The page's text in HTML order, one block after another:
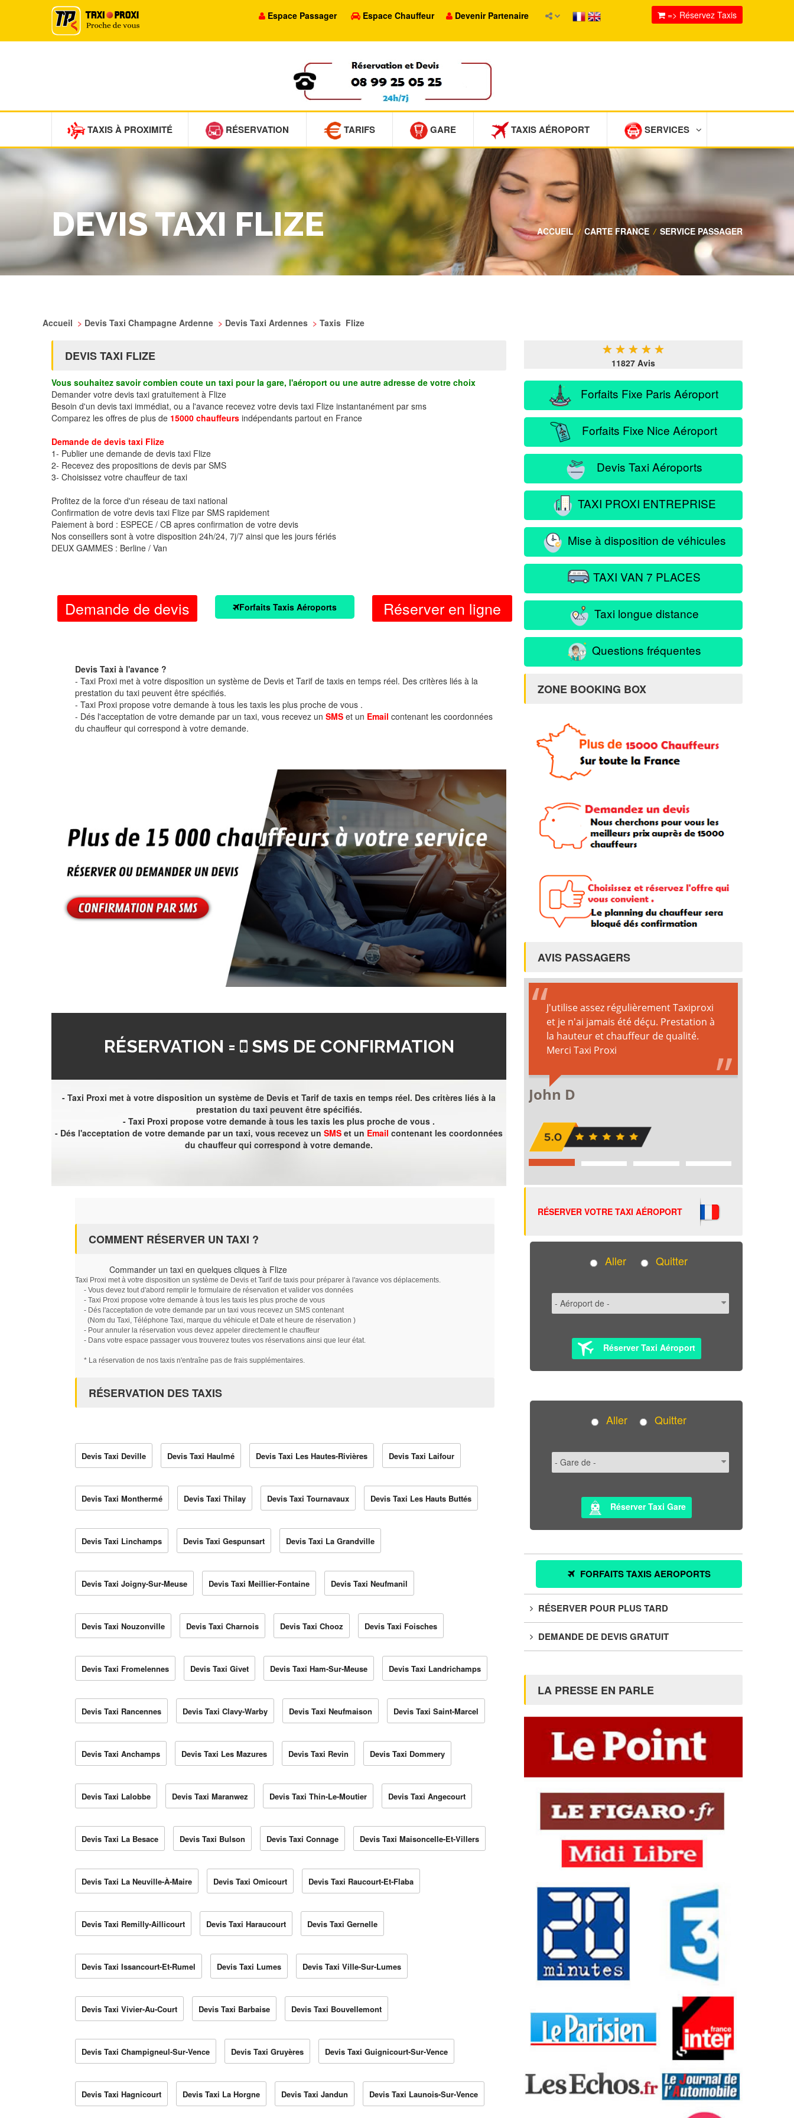
Espace Passager Espace Chauffeur Devenir Partenaire => Réservez Taxis
TAXIS À PROXIMITÉ RÉSERVATION TARIFS GARE TAXIS AÉROPORT SERVICES
DEVIS TAXI FLIZE ACCUEIL / CARTE FRANCE / SERVICE PASSAGER
Accueil > Devis Taxi Champagne Ardenne > Devis Taxi Ardennes > Taxis Flize
DEVIS TAXI FLIZE
Vous souhaitez savoir combien coute un taxi pour la gare, l'aéroport ou une autre adresse de votre choix
Demander votre devis taxi gratuitement à Flize
Besoin d'un devis taxi immédiat, ou a l'avance recevez votre devis taxi Flize instantanément par sms
Comparez les offres de plus de 15000 chauffeurs indépendants partout en France
Demande de devis taxi Flize
1- Publier une demande de devis taxi Flize
2- Recevez des propositions de devis par SMS
3- Choisissez votre chauffeur de taxi
Profitez de la force d'un réseau de taxi national
Confirmation de votre devis taxi Flize par SMS rapidement
Paiement à bord : ESPECE / CB apres confirmation de votre devis
Nos conseillers sont à votre disposition 24h/24, 7j/7 ainsi que les jours fériés
DEUX GAMMES : Berline / Van
Demande de devis Forfaits Taxis Aéroports Réserver en ligne
Devis Taxi à l'avance ?
- Taxi Proxi met à votre disposition un système de Devis et Tarif de taxis en temps réel. Des critères liés à la
prestation du taxi peuvent être spécifiés.
- Taxi Proxi propose votre demande à tous les taxis les plus proche de vous .
- Dés l'acceptation de votre demande par un taxi, vous recevez un SMS et un Email contenant les coordonnées
du chauffeur qui correspond à votre demande.
RÉSERVATION = SMS DE CONFIRMATION
- Taxi Proxi met à votre disposition un système de Devis et Tarif de taxis en temps réel. Des critères liés à la
prestation du taxi peuvent être spécifiés.
- Taxi Proxi propose votre demande à tous les taxis les plus proche de vous .
- Dés l'acceptation de votre demande par un taxi, vous recevez un SMS et un Email contenant les coordonnées
du chauffeur qui correspond à votre demande.
COMMENT RÉSERVER UN TAXI ?
Commander un taxi en quelques cliques à Flize
Taxi Proxi met à votre disposition un système de Devis et Tarif de taxis pour préparer à l'avance vos déplacements.
- Vous devez tout d'abord remplir le formulaire de réservation et valider vos données
- Taxi Proxi propose votre demande à tous les taxis les plus proche de vous
- Dés l'acceptation de votre demande par un taxi vous recevez un SMS contenant
(Nom du Taxi, Téléphone Taxi, marque du véhicule et Date et heure de réservation )
- Pour annuler la réservation vous devez appeler directement le chauffeur
- Dans votre espace passager vous trouverez toutes vos réservations ainsi que leur état.
* La réservation de nos taxis n'entraîne pas de frais supplémentaires.
RÉSERVATION DES TAXIS
Devis Taxi Deville Devis Taxi Haulmé Devis Taxi Les Hautes-Rivières Devis Taxi Laifour
Devis Taxi Monthermé Devis Taxi Thilay Devis Taxi Tournavaux Devis Taxi Les Hauts Buttés
Devis Taxi Linchamps Devis Taxi Gespunsart Devis Taxi La Grandville
Devis Taxi Joigny-Sur-Meuse Devis Taxi Meillier-Fontaine Devis Taxi Neufmanil
Devis Taxi Nouzonville Devis Taxi Charnois Devis Taxi Chooz Devis Taxi Foisches
Devis Taxi Fromelennes Devis Taxi Givet Devis Taxi Ham-Sur-Meuse Devis Taxi Landrichamps
Devis Taxi Rancennes Devis Taxi Clavy-Warby Devis Taxi Neufmaison Devis Taxi Saint-Marcel
Devis Taxi Anchamps Devis Taxi Les Mazures Devis Taxi Revin Devis Taxi Dommery
Devis Taxi Lalobbe Devis Taxi Maranwez Devis Taxi Thin-Le-Moutier Devis Taxi Angecourt
Devis Taxi La Besace Devis Taxi Bulson Devis Taxi Connage Devis Taxi Maisoncelle-Et-Villers
Devis Taxi La Neuville-À-Maire Devis Taxi Omicourt Devis Taxi Raucourt-Et-Flaba
Devis Taxi Remilly-Aillicourt Devis Taxi Haraucourt Devis Taxi Gernelle
Devis Taxi Issancourt-Et-Rumel Devis Taxi Lumes Devis Taxi Ville-Sur-Lumes
Devis Taxi Vivier-Au-Court Devis Taxi Barbaise Devis Taxi Bouvellemont
Devis Taxi Champigneul-Sur-Vence Devis Taxi Gruyères Devis Taxi Guignicourt-Sur-Vence
Devis Taxi Hagnicourt Devis Taxi La Horgne Devis Taxi Jandun Devis Taxi Launois-Sur-Vence
★ ★ ★ ★ ★
11827 Avis
Forfaits Fixe Paris Aéroport
Forfaits Fixe Nice Aéroport
Devis Taxi Aéroports
TAXI PROXI ENTREPRISE
Mise à disposition de véhicules
TAXI VAN 7 PLACES
Taxi longue distance
Questions fréquentes
ZONE BOOKING BOX
AVIS PASSAGERS
RÉSERVER VOTRE TAXI AÉROPORT
Aller Quitter
Réserver Taxi Aéroport
Aller Quitter
Réserver Taxi Gare
FORFAITS TAXIS AEROPORTS
RÉSERVER POUR PLUS TARD
DEMANDE DE DEVIS GRATUIT
LA PRESSE EN PARLE